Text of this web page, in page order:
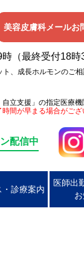
美容皮膚科メールお
（最終受付18時
、成長ホルモンのご相
立支援」の指定医療機
間が早まる場合がござ
配信中
・診療案内
医師出